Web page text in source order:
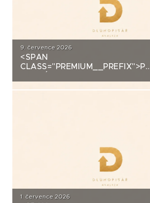
9. července 2026
<SPAN
1. července 2026